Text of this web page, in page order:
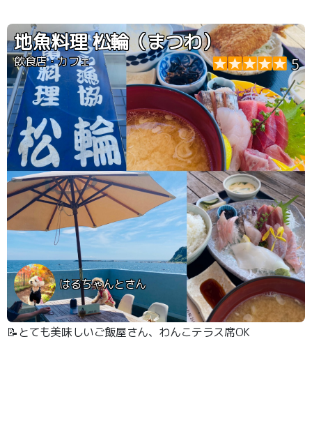
地魚料理 松輪（まつわ）
飲食店・カフェ 5
はるちゃんとさん
📝とても美味しいご飯屋さん、わんこテラス席OK